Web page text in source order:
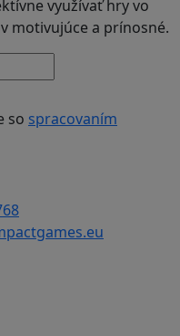
využívať hry vo
motivujúce a prínosné.
so spracovaním